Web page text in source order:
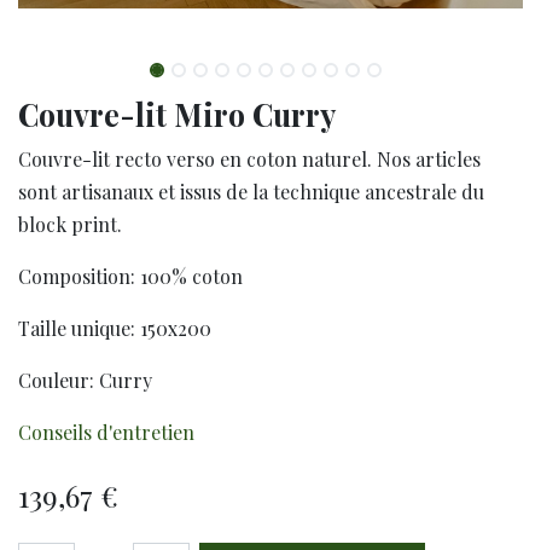
Couvre-lit Miro Curry
Couvre-lit recto verso en coton naturel. Nos articles
sont artisanaux et issus de la technique ancestrale du
block print.
Composition: 100% coton
Taille unique: 150x200
Couleur: Curry
Conseils d'entretien
139,67 €